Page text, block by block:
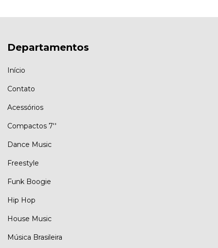
Departamentos
Início
Contato
Acessórios
Compactos 7''
Dance Music
Freestyle
Funk Boogie
Hip Hop
House Music
Música Brasileira